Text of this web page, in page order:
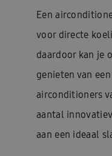
Een
voor directe
daardoor kan je
genieten van
airconditioners
aantal
aan een ideaal